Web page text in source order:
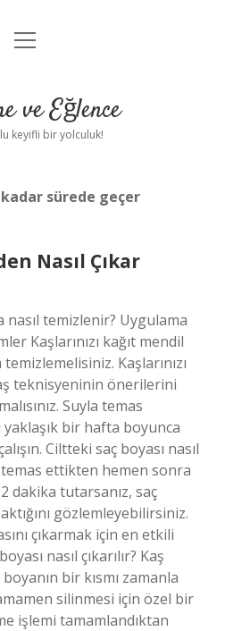
Anasayfa
Uyarı
menüyü
ve Eğlence
keyifli bir yolculuk!
kadar sürede geçer
Nasıl Çıkar
nasıl temizlenir? Uygulama
Kaşlarınızı kağıt mendil
Kaşlarınızı
teknisyeninin önerilerini
Suyla temas
bir hafta boyunca
Ciltteki saç boyası nasıl
temas ettikten hemen sonra
dakika tutarsanız, saç
gözlemleyebilirsiniz.
çıkarmak için en etkili
nasıl çıkarılır? Kaş
bir kısmı zamanla
silinmesi için özel bir
işlemi tamamlandıktan